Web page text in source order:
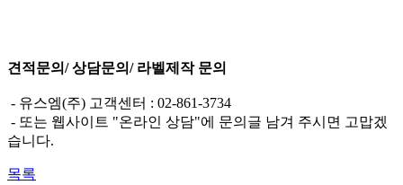
견적문의/ 상담문의/ 라벨제작 문의
- 유스엠(주) 고객센터 : 02-861-3734
- 또는 웹사이트 "온라인 상담"에 문의글 남겨 주시면 고맙겠
습니다.
목록